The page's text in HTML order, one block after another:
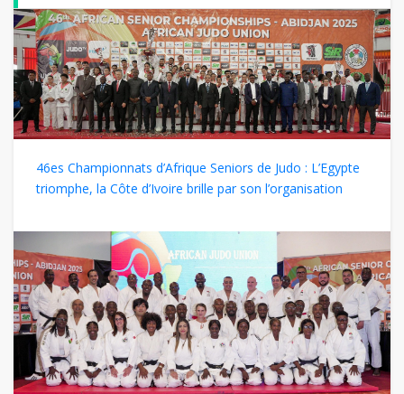
46es Championnats d’Afrique Seniors de Judo : L’Egypte
triomphe, la Côte d’Ivoire brille par son l’organisation